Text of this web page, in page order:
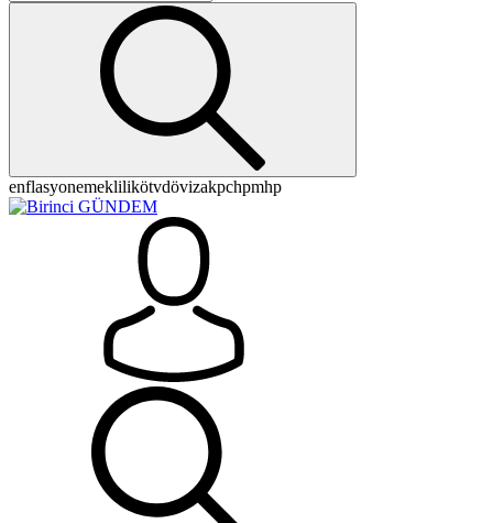
enflasyonemeklilikötvdövizakpchpmhp